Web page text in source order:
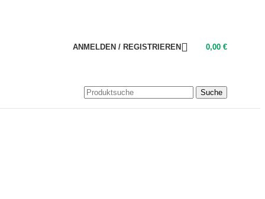
ANMELDEN / REGISTRIEREN 0,00 €
Suche